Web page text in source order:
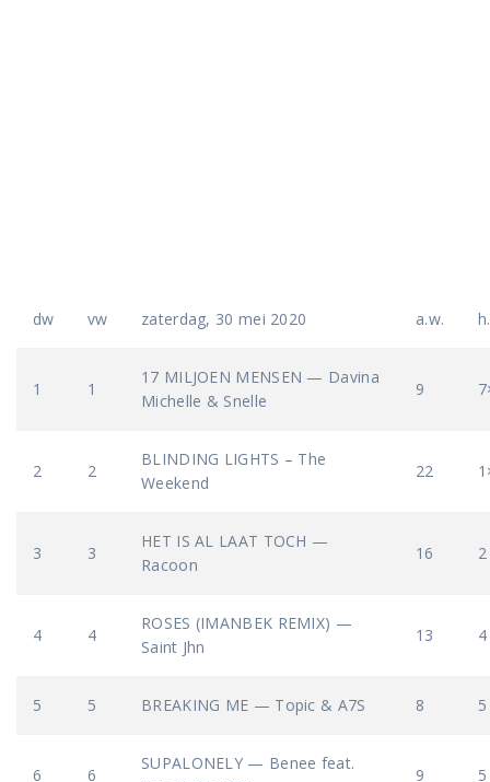
dw vw zaterdag, 30 mei 2020 a.w.
1 1
17 MILJOEN MENSEN — Davina
Michelle & Snelle
9
2 2
BLINDING LIGHTS – The
Weekend
22
3 3
HET IS AL LAAT TOCH —
Racoon
16 2
4 4
ROSES (IMANBEK REMIX) —
Saint Jhn
13 4
5 5 BREAKING ME — Topic & A7S 8 5
6 6
SUPALONELY — Benee feat.
9 5